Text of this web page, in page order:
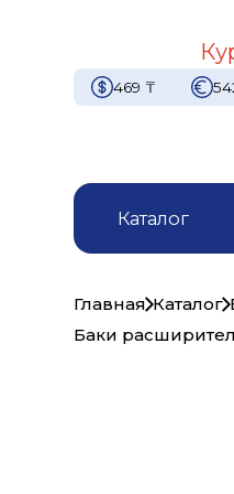
469 ₸
Каталог
Главная Каталог
Баки